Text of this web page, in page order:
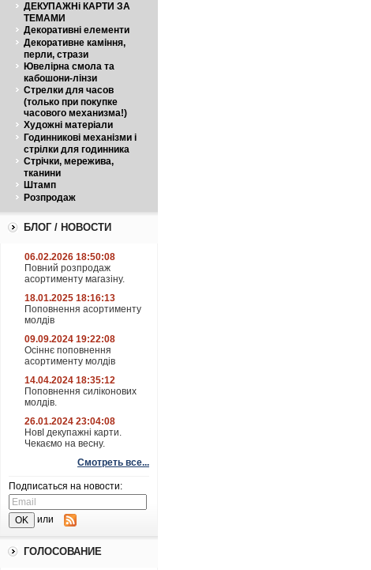
ДЕКУПАЖНі КАРТИ ЗА
ТЕМАМИ
Декоративні елементи
Декоративне каміння,
перли, стрази
Ювелірна смола та
кабошони-лінзи
Стрелки для часов
(только при покупке
часового механизма!)
Художні матеріали
Годинникові механізми і
стрілки для годинника
Стрічки, мережива,
тканини
Штамп
Розпродаж
БЛОГ / НОВОСТИ
06.02.2026 18:50:08
Повний розпродаж
асортименту магазіну.
18.01.2025 18:16:13
Поповнення асортименту
молдів
09.09.2024 19:22:08
Осіннє поповнення
асортименту молдів
14.04.2024 18:35:12
Поповнення силіконових
молдів.
26.01.2024 23:04:08
НовІ декупажні карти.
Чекаємо на весну.
Смотреть все...
Подписаться на новости:
или
ГОЛОСОВАНИЕ